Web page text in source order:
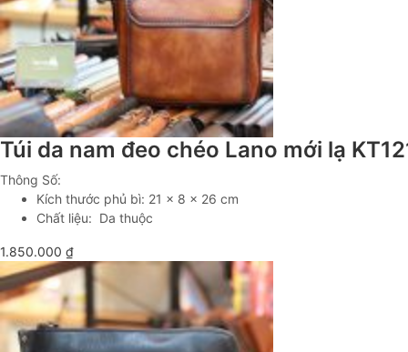
Túi da nam đeo chéo Lano mới lạ
Thông Số:
Kích thước phủ bì: 21 x 8 x 26 cm
Chất liệu: Da thuộc
1.850.000 ₫